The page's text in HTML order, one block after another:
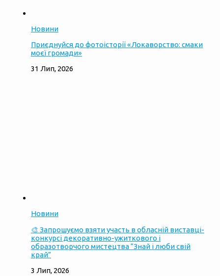
Новини
Приєднуйся до фотоісторії «Локаворство: смаки
моєї громади»
31 Лип, 2026
Новини
🎨 Запрошуємо взяти участь в обласній виставці-
конкурсі декоративно-ужиткового і
образотворчого мистецтва “Знай і люби свій
край”
3 Лип, 2026